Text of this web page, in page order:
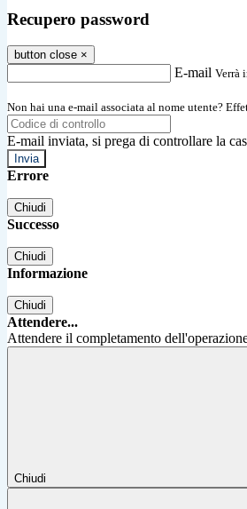
Recupero password
button close ×
E-mail Verrà
Non hai una e-mail associata al nome utente?
E-mail inviata, si prega di controllare la
Errore
Chiudi
Successo
Chiudi
Informazione
Chiudi
Attendere...
Attendere il completamento
Chiudi